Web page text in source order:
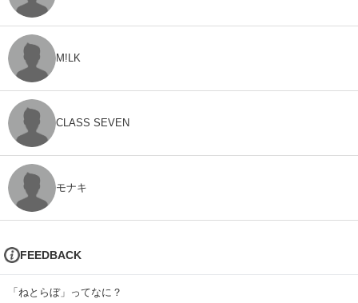
M!LK
CLASS SEVEN
モナキ
FEEDBACK
「ねとらぼ」ってなに？